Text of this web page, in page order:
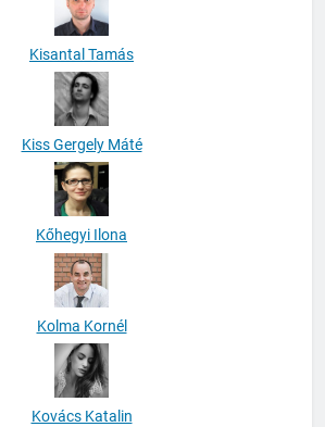
Kisantal Tamás
Kiss Gergely Máté
Kőhegyi Ilona
Kolma Kornél
Kovács Katalin